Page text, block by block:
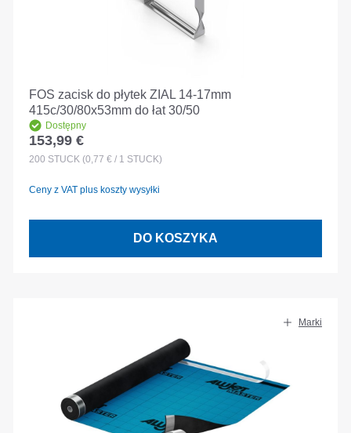
FOS zacisk do płytek ZIAL 14-17mm
415c/30/80x53mm do łat 30/50
Dostępny
Cena regularna:
153,99 €
200 STÜCK (0,77 € / 1 STÜCK)
Ceny z VAT plus koszty wysyłki
DO KOSZYKA
Marki